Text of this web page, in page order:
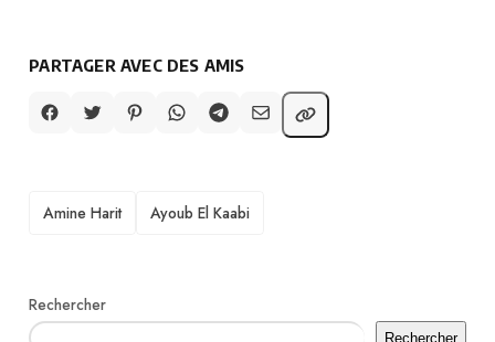
PARTAGER AVEC DES AMIS
TAGS
Amine Harit Ayoub El Kaabi
Rechercher
Rechercher